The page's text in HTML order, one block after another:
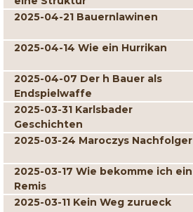
2025-04-21 Bauernlawinen
2025-04-14 Wie ein Hurrikan
2025-04-07 Der h Bauer als
Endspielwaffe
2025-03-31 Karlsbader
Geschichten
2025-03-24 Maroczys Nachfolger
2025-03-17 Wie bekomme ich ein
Remis
2025-03-11 Kein Weg zurueck